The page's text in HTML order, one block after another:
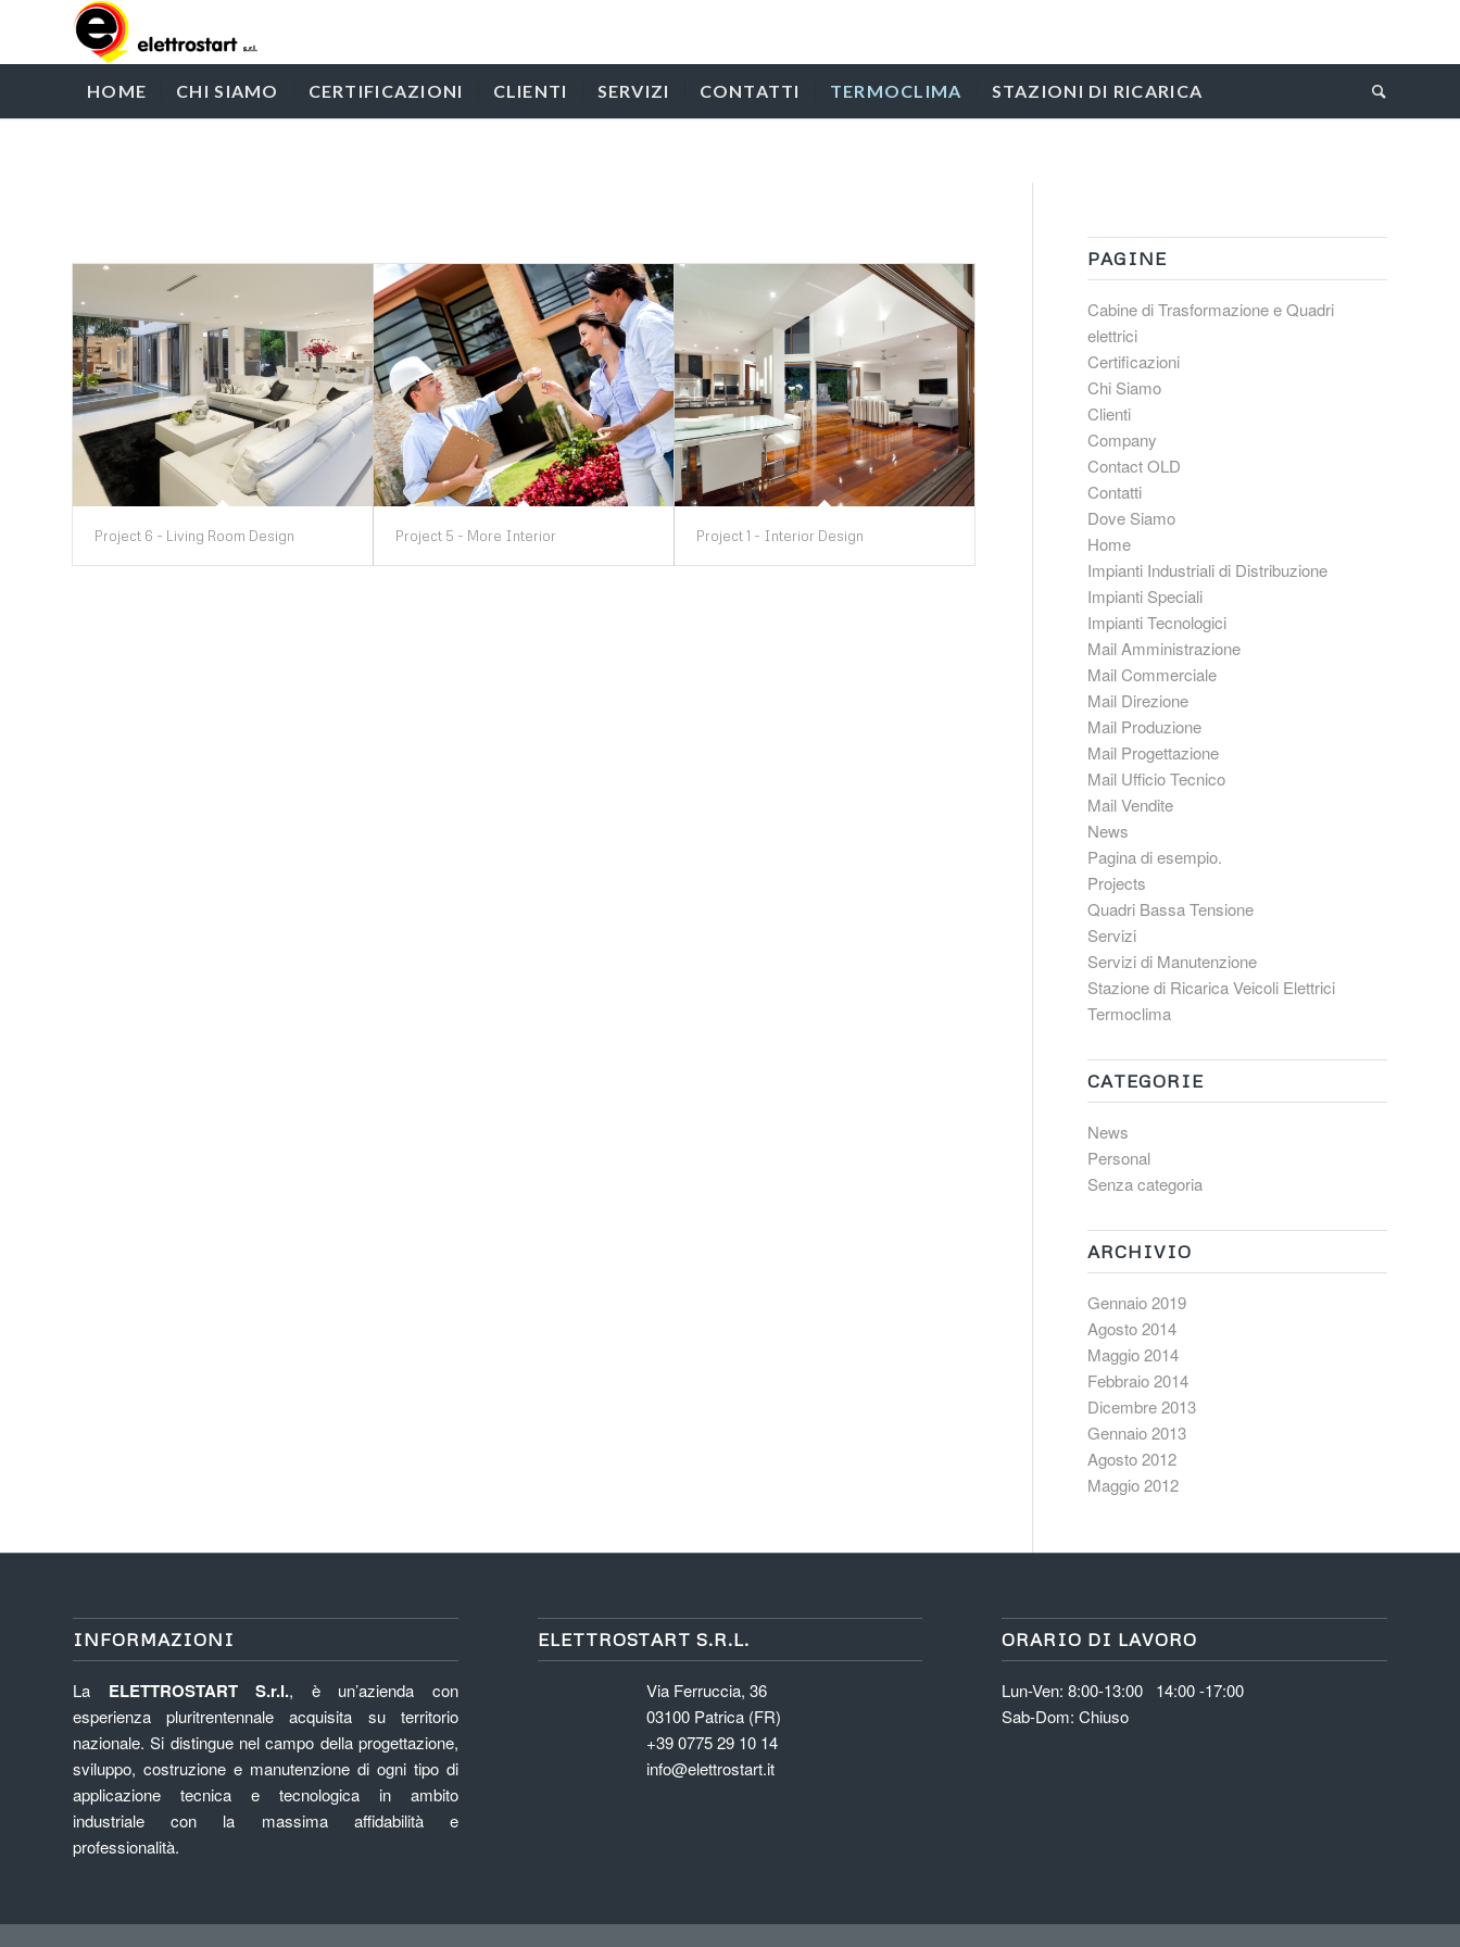
HOME CHI SIAMO CERTIFICAZIONI CLIENTI SERVIZI CONTATTI TERMOCLIMA STAZIONI DI RICARICA
Project 6 - Living Room Design Project 5 - More Interior Project 1 - Interior Design
PAGINE
Cabine di Trasformazione e Quadri
elettrici
Certificazioni
Chi Siamo
Clienti
Company
Contact OLD
Contatti
Dove Siamo
Home
Impianti Industriali di Distribuzione
Impianti Speciali
Impianti Tecnologici
Mail Amministrazione
Mail Commerciale
Mail Direzione
Mail Produzione
Mail Progettazione
Mail Ufficio Tecnico
Mail Vendite
News
Pagina di esempio.
Projects
Quadri Bassa Tensione
Servizi
Servizi di Manutenzione
Stazione di Ricarica Veicoli Elettrici
Termoclima
CATEGORIE
News
Personal
Senza categoria
ARCHIVIO
Gennaio 2019
Agosto 2014
Maggio 2014
Febbraio 2014
Dicembre 2013
Gennaio 2013
Agosto 2012
Maggio 2012
INFORMAZIONI
La ELETTROSTART S.r.l., è un’azienda con
esperienza pluritrentennale acquisita su territorio
nazionale. Si distingue nel campo della progettazione,
sviluppo, costruzione e manutenzione di ogni tipo di
applicazione tecnica e tecnologica in ambito
industriale con la massima affidabilità e
professionalità.
ELETTROSTART S.R.L.
Via Ferruccia, 36
03100 Patrica (FR)
+39 0775 29 10 14
info@elettrostart.it
ORARIO DI LAVORO
Lun-Ven: 8:00-13:00 14:00 -17:00
Sab-Dom: Chiuso